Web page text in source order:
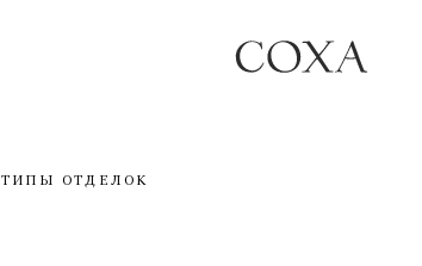
ТИПЫ ОТДЕЛОК